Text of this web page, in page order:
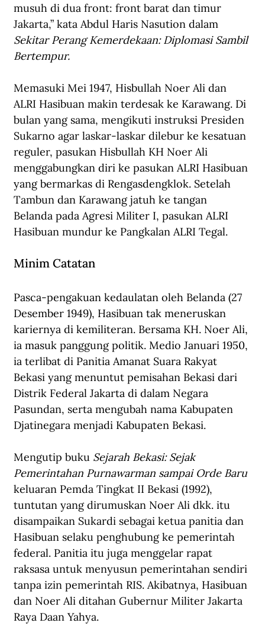
musuh di dua front: front barat dan timur
Jakarta,” kata Abdul Haris Nasution dalam
Sekitar Perang Kemerdekaan: Diplomasi Sambil
Bertempur.
Memasuki Mei 1947, Hisbullah Noer Ali dan
ALRI Hasibuan makin terdesak ke Karawang. Di
bulan yang sama, mengikuti instruksi Presiden
Sukarno agar laskar-laskar dilebur ke kesatuan
reguler, pasukan Hisbullah KH Noer Ali
menggabungkan diri ke pasukan ALRI Hasibuan
yang bermarkas di Rengasdengklok. Setelah
Tambun dan Karawang jatuh ke tangan
Belanda pada Agresi Militer I, pasukan ALRI
Hasibuan mundur ke Pangkalan ALRI Tegal.
Minim Catatan
Pasca-pengakuan kedaulatan oleh Belanda (27
Desember 1949), Hasibuan tak meneruskan
kariernya di kemiliteran. Bersama KH. Noer Ali,
ia masuk panggung politik. Medio Januari 1950,
ia terlibat di Panitia Amanat Suara Rakyat
Bekasi yang menuntut pemisahan Bekasi dari
Distrik Federal Jakarta di dalam Negara
Pasundan, serta mengubah nama Kabupaten
Djatinegara menjadi Kabupaten Bekasi.
Mengutip buku Sejarah Bekasi: Sejak
Pemerintahan Purnawarman sampai Orde Baru
keluaran Pemda Tingkat II Bekasi (1992),
tuntutan yang dirumuskan Noer Ali dkk. itu
disampaikan Sukardi sebagai ketua panitia dan
Hasibuan selaku penghubung ke pemerintah
federal. Panitia itu juga menggelar rapat
raksasa untuk menyusun pemerintahan sendiri
tanpa izin pemerintah RIS. Akibatnya, Hasibuan
dan Noer Ali ditahan Gubernur Militer Jakarta
Raya Daan Yahya.